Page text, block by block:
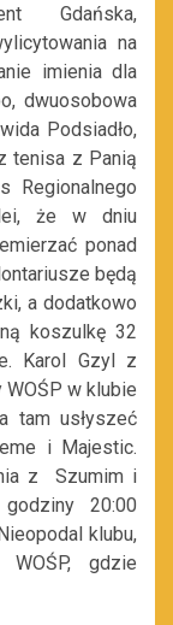
Gdańska,
na
imienia dla
dwuosobowa
Podsiadło,
tenisa z Panią
Regionalnego
że w dniu
ponad
będą
a dodatkowo
koszulkę 32
Karol Gzyl z
WOŚP w klubie
tam usłyszeć
i Majestic.
z Szumim i
20:00
klubu,
gdzie